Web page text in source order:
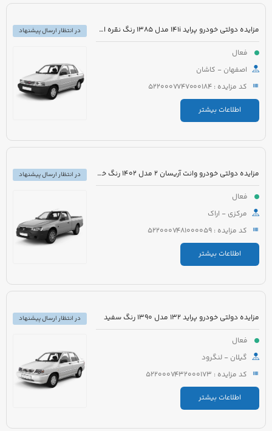
مزایده دولتی خودرو پراید 141i مدل 1385 رنگ نقره ای متالیک
فعال
اصفهان - کاشان
کد مزایده : 5220007747000184
اطلاعات بیشتر
در انتظار ارسال پیشنهاد
مزایده دولتی خودرو وانت آریسان 2 مدل 1402 رنگ خاکستری متالیک
فعال
مرکزی - اراک
کد مزایده : 5220007481000059
اطلاعات بیشتر
در انتظار ارسال پیشنهاد
مزایده دولتی خودرو پراید 132 مدل 1390 رنگ سفید
فعال
گیلان - لنگرود
کد مزایده : 5220007432000173
اطلاعات بیشتر
در انتظار ارسال پیشنهاد